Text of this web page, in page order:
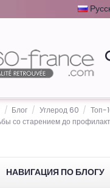
Блог Углерод 60
Топ-
со старением до
НАВИГАЦИЯ ПО БЛОГУ